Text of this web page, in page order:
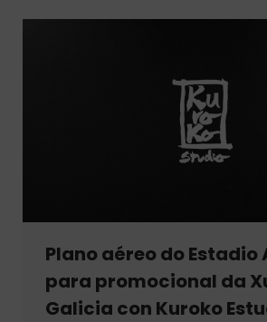
Plano aéreo do Estadio
para promocional da
Galicia con Kuroko